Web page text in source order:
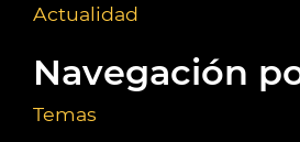
Actualidad
Navegación
Temas